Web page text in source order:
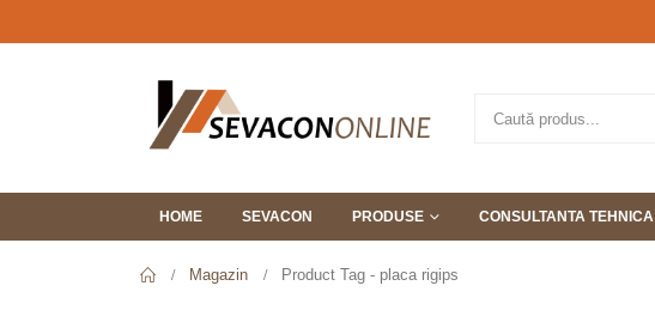
HOME SEVACON PRODUSE CONSULTANTA TEHNICA
Magazin Product Tag - placa rigips